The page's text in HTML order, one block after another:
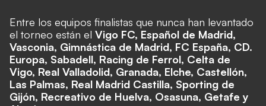
Entre los equipos finalistas que nunca han levantado
el torneo están el Vigo FC, Español de Madrid,
Vasconia, Gimnástica de Madrid, FC España, CD.
Europa, Sabadell, Racing de Ferrol, Celta de
Vigo, Real Valladolid, Granada, Elche, Castellón,
Las Palmas, Real Madrid Castilla, Sporting de
Gijón, Recreativo de Huelva, Osasuna, Getafe y